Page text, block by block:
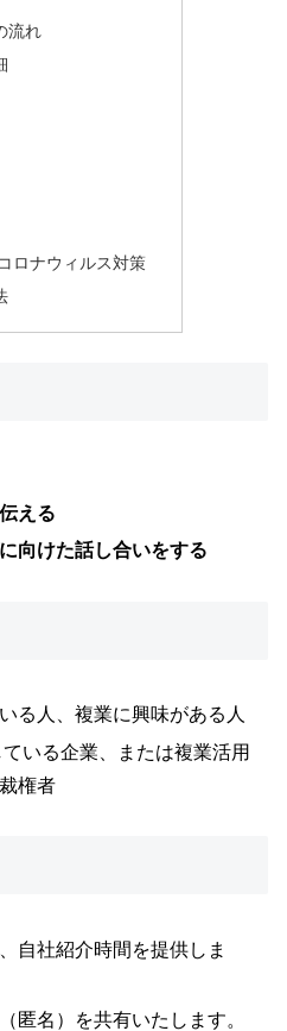
流れ
ロナウィルス対策
える
向けた話し合いをする
る人、複業に興味がある人
いる企業、または複業活用
権者
自社紹介時間を提供しま
匿名）を共有いたします。